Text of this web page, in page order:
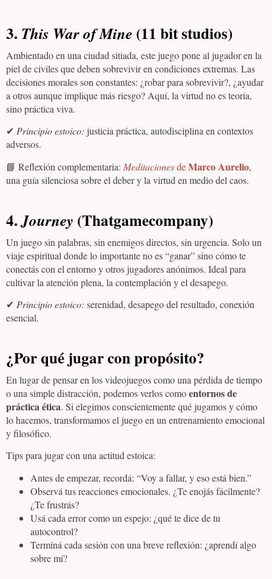
3. This War of Mine (11 bit studios)
Ambientado en una ciudad sitiada, este juego pone al jugador en la
piel de civiles que deben sobrevivir en condiciones extremas. Las
decisiones morales son constantes: ¿robar para sobrevivir?, ¿ayudar
a otros aunque implique más riesgo? Aquí, la virtud no es teoría,
sino práctica viva.
✔ Principio estoico: justicia práctica, autodisciplina en contextos
adversos.
📘 Reflexión complementaria: MeditacionesdeMarco Aurelio,
una guía silenciosa sobre el deber y la virtud en medio del caos.
4.Journey (Thatgamecompany)
Un juego sin palabras, sin enemigos directos, sin urgencia. Solo un
viaje espiritual donde lo importante no es “ganar” sino cómo te
conectás con el entorno y otros jugadores anónimos. Ideal para
cultivar la atención plena, la contemplación y el desapego.
✔ Principio estoico: serenidad, desapego del resultado, conexión
esencial.
¿Por qué jugar con propósito?
En lugar de pensar en los videojuegos como una pérdida de tiempo
o una simple distracción, podemos verlos comoentornos de
práctica ética. Si elegimos conscientemente qué jugamos y cómo
lo hacemos, transformamos el juego en un entrenamiento emocional
y filosófico.
Tips para jugar con una actitud estoica:
Antes de empezar, recordá: “Voy a fallar, y eso está bien.”
Observá tus reacciones emocionales. ¿Te enojás fácilmente?
¿Te frustrás?
Usá cada error como un espejo: ¿qué te dice de tu
autocontrol?
Terminá cada sesión con una breve reflexión: ¿aprendí algo
sobre mí?